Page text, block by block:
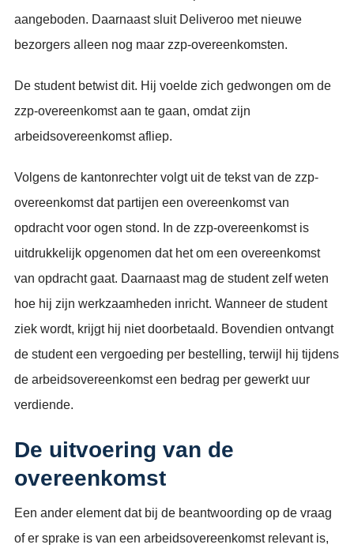
aangeboden. Daarnaast sluit Deliveroo met nieuwe
bezorgers alleen nog maar zzp-overeenkomsten.
De student betwist dit. Hij voelde zich gedwongen om de
zzp-overeenkomst aan te gaan, omdat zijn
arbeidsovereenkomst afliep.
Volgens de kantonrechter volgt uit de tekst van de zzp-
overeenkomst dat partijen een overeenkomst van
opdracht voor ogen stond. In de zzp-overeenkomst is
uitdrukkelijk opgenomen dat het om een overeenkomst
van opdracht gaat. Daarnaast mag de student zelf weten
hoe hij zijn werkzaamheden inricht. Wanneer de student
ziek wordt, krijgt hij niet doorbetaald. Bovendien ontvangt
de student een vergoeding per bestelling, terwijl hij tijdens
de arbeidsovereenkomst een bedrag per gewerkt uur
verdiende.
De uitvoering van de
overeenkomst
Een ander element dat bij de beantwoording op de vraag
of er sprake is van een arbeidsovereenkomst relevant is,